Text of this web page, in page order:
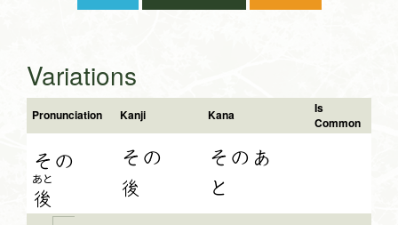
Variations
Pronunciation Kanji Kana
Is
Common
そ の
あと
後
その
後
そのあ
と